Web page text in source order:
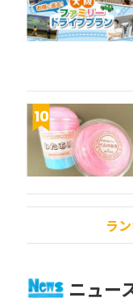
ラ
ニュー